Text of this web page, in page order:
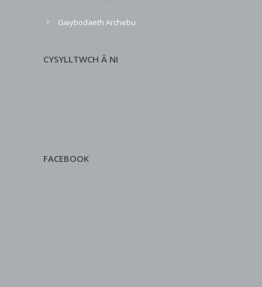
Gwybodaeth Archebu
CYSYLLTWCH Â NI
FACEBOOK